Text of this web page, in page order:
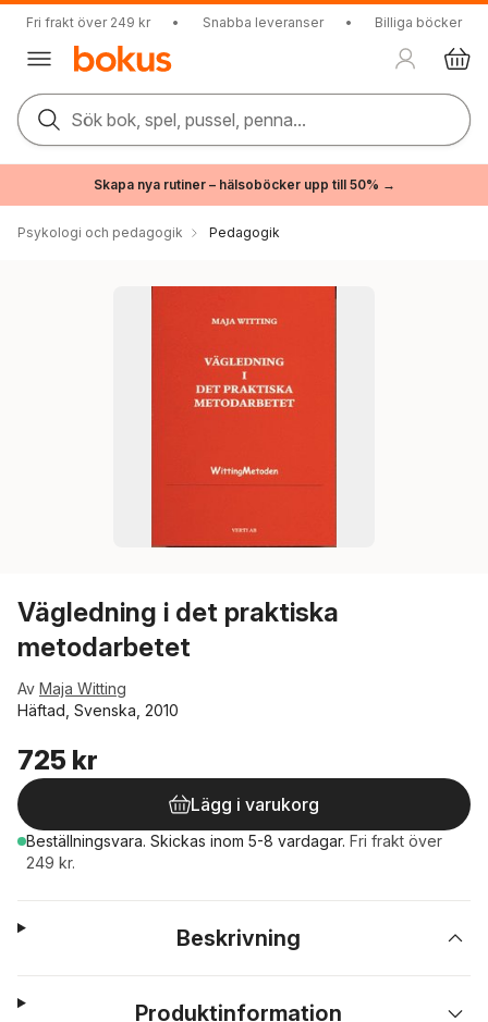
Fri frakt över 249 kr • Snabba leveranser • Billiga böcker
Sök bok, spel, pussel, penna...
Skapa nya rutiner – hälsoböcker upp till 50% →
Psykologi och pedagogik Pedagogik
Vägledning i det praktiska
metodarbetet
Av Maja Witting
Häftad, Svenska, 2010
725 kr
Lägg i varukorg
Beställningsvara. Skickas inom 5-8 vardagar. Fri frakt över
249 kr.
Beskrivning
Produktinformation